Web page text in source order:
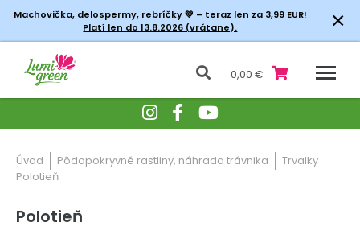
Machovička, delospermy, rebríčky💚 – teraz len za 3,99 EUR!
Platí len do 13.8.2026 (vrátane).
×
0,00 €
Úvod Pôdopokryvné rastliny, náhrada trávnika
Trvalky
Polotieň
Polotieň